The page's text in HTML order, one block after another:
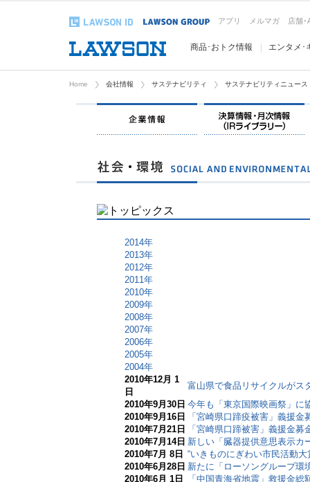
アプリ メルマガ 店舗･
商品･おトク情報 エンタメ･
Home 会社情報 サステナビリティ サステナビリティニュース
企業情報
2014年
2013年
2012年
2011年
2010年
2009年
2008年
2007年
2006年
2005年
2004年
2010年12月 1
日
富山県で食品リサイクルがス
2010年9月30日 今年も「東京国際映画祭」に
2010年9月16日
「宮崎県口蹄疫被害」義援
2010年7月21日
「宮崎県口蹄被害」義援金
2010年7月14日 新しい「臓器提供意思表示カ
2010年7月 8日 “いきものにぎわい市民活動
2010年6月28日 新たに「ローソングループ環
2010年6月 1日
「中国青海省地震」救援金